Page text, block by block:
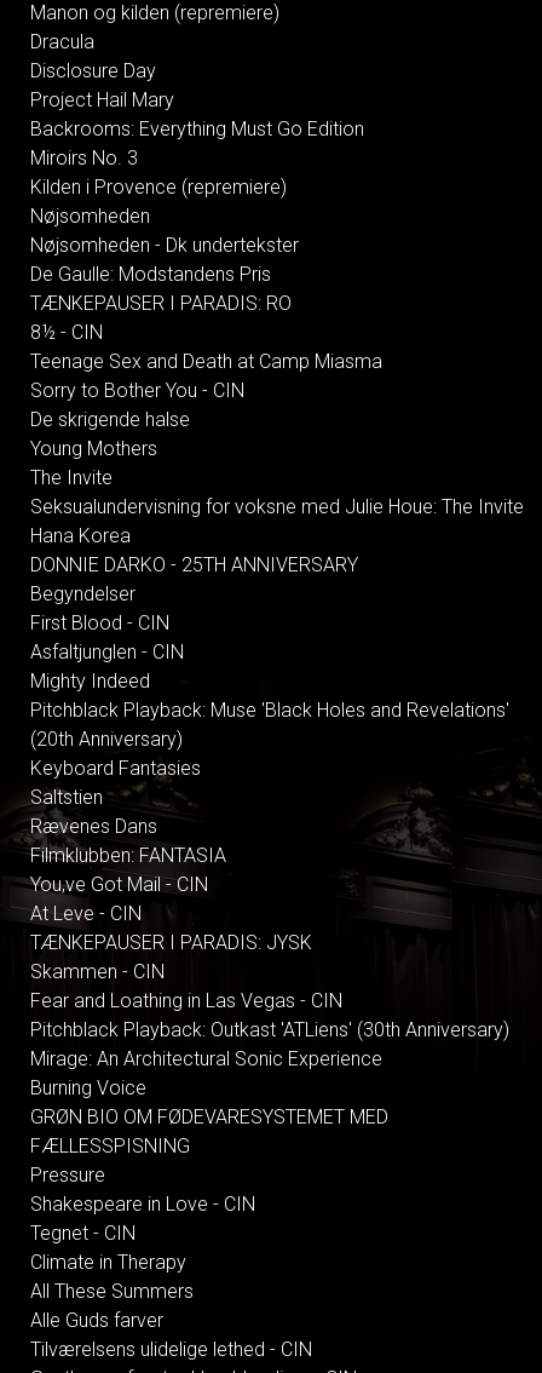
Manon og kilden (repremiere)
Dracula
Disclosure Day
Project Hail Mary
Backrooms: Everything Must Go Edition
Miroirs No. 3
Kilden i Provence (repremiere)
Nøjsomheden
Nøjsomheden - Dk undertekster
De Gaulle: Modstandens Pris
TÆNKEPAUSER I PARADIS: RO
8½ - CIN
Teenage Sex and Death at Camp Miasma
Sorry to Bother You - CIN
De skrigende halse
Young Mothers
The Invite
Seksualundervisning for voksne med Julie Houe: The Invite
Hana Korea
DONNIE DARKO - 25TH ANNIVERSARY
Begyndelser
First Blood - CIN
Asfaltjunglen - CIN
Mighty Indeed
Pitchblack Playback: Muse 'Black Holes and Revelations'
(20th Anniversary)
Keyboard Fantasies
Saltstien
Rævenes Dans
Filmklubben: FANTASIA
You,ve Got Mail - CIN
At Leve - CIN
TÆNKEPAUSER I PARADIS: JYSK
Skammen - CIN
Fear and Loathing in Las Vegas - CIN
Pitchblack Playback: Outkast 'ATLiens' (30th Anniversary)
Mirage: An Architectural Sonic Experience
Burning Voice
GRØN BIO OM FØDEVARESYSTEMET MED
FÆLLESSPISNING
Pressure
Shakespeare in Love - CIN
Tegnet - CIN
Climate in Therapy
All These Summers
Alle Guds farver
Tilværelsens ulidelige lethed - CIN